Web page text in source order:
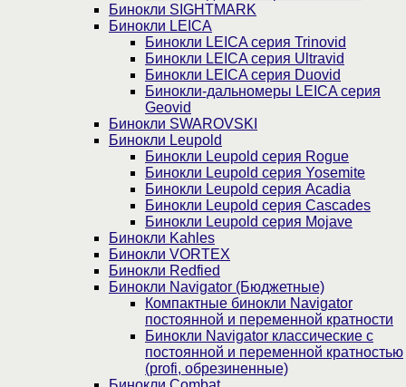
Бинокли SIGHTMARK
Бинокли LEICA
Бинокли LEICA серия Trinovid
Бинокли LEICA серия Ultravid
Бинокли LEICA серия Duovid
Бинокли-дальномеры LEICA серия
Geovid
Бинокли SWAROVSKI
Бинокли Leupold
Бинокли Leupold серия Rogue
Бинокли Leupold серия Yosemite
Бинокли Leupold серия Acadia
Бинокли Leupold серия Cascades
Бинокли Leupold серия Mojave
Бинокли Kahles
Бинокли VORTEX
Бинокли Redfied
Бинокли Navigator (Бюджетные)
Компактные бинокли Navigator
постоянной и переменной кратности
Бинокли Navigator классические с
постоянной и переменной кратностью
(profi, обрезиненные)